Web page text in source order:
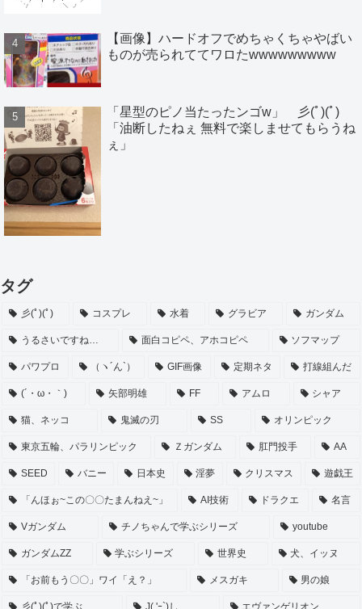
【画像】ハードオフでめちゃくちゃやばい
ものが売られててワロたwwwwwwwww
「星型のピノ当たったンゴw」 彡(ﾟ)(ﾟ)
「油断したねぇ 無料で楽しませてもらうね
ぇ」
タグ
彡(ﾟ)(ﾟ) コスプレ 水着 グラビア ガンダム
うるさいですね… 面白コピペ、アホコピペ ソフマップ
パワプロ （ヽ´ん`） GIF画像 定期ネタ 打線組んだ
(´・ω・｀) 矢部明雄 FF アムロ シャア
猫、ネッコ 鬼滅の刃 SS オリンピック
東京五輪、パラリンピック Ｚガンダム 肛門投手 AA
SEED バニー 日本史 淫夢 クリスマス 遊戯王
「んほぉ~この〇〇たまんねえ~」 AI技術 ドラクエ 名言
Vガンダム チノちゃんで学ぶシリーズ youtube
ガンダムZZ 学ぶシリーズ 世界史 犬、イッヌ
「お前もう〇〇」ワイ「え？」 メスガキ 男の娘
彡(ﾟ)(ﾟ)で学ぶ J( 'ｰ`)し エヴァンゲリオン